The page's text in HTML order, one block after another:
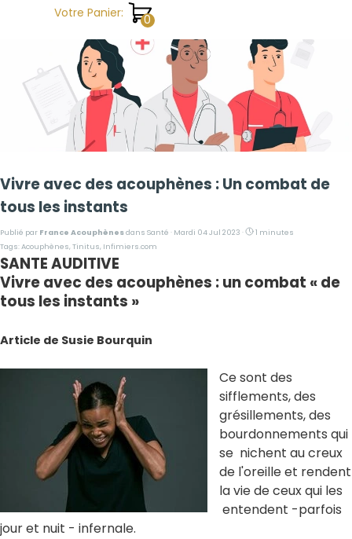
Aller au contenuVotre Panier:
Vivre avec des acouphènes : Un combat de
tous les instants
Publié par France Acouphènesdans Santé · Mardi 04 Jul 2023 ·
1 minutes
Tags:Acouphènes, Tinitus, Infimiers.com
SANTE AUDITIVE
Vivre avec des acouphènes : un combat « de
tous les instants »
Article de Susie Bourquin
Ce sont des
sifflements, des
grésillements, des
bourdonnements qui
se nichent au creux
de l'oreille et rendent
la vie de ceux qui les
entendent -parfois
jour et nuit - infernale.